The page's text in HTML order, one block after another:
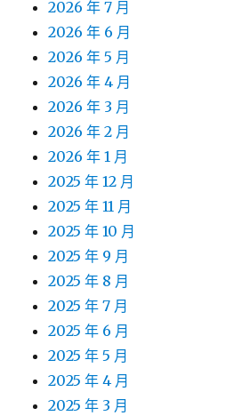
2026 年 7 月
2026 年 6 月
2026 年 5 月
2026 年 4 月
2026 年 3 月
2026 年 2 月
2026 年 1 月
2025 年 12 月
2025 年 11 月
2025 年 10 月
2025 年 9 月
2025 年 8 月
2025 年 7 月
2025 年 6 月
2025 年 5 月
2025 年 4 月
2025 年 3 月